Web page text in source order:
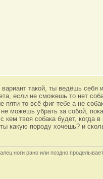
такой, ты ведёшь
если не сможешь то нет
пяти то всё фиг тебе а не
не можешь убрать за собой,
твоя собака будет, когда
какую породу хочешь? и
ноги рано или поздно